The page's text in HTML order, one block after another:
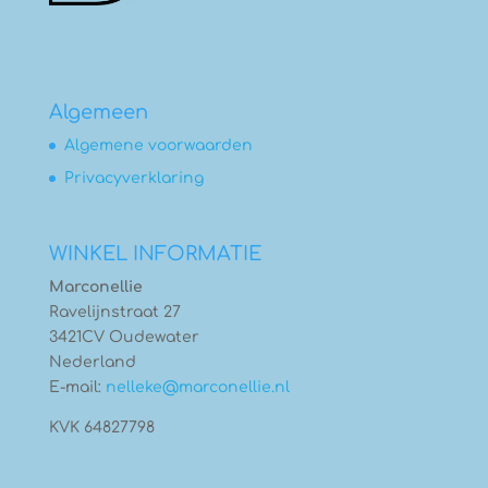
Algemeen
Algemene voorwaarden
Privacyverklaring
WINKEL INFORMATIE
Marconellie
Ravelijnstraat 27
3421CV Oudewater
Nederland
E-mail: nelleke@marconellie.nl
KVK 64827798